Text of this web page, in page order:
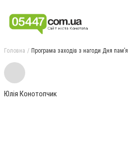
Головна Програма заходів з нагоди Дня
Юлія Конотопчик